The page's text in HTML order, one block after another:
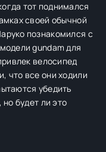
тот поднимался
своей обычной
познакомился с
gundam для
велосипед
что все они ходили
убедить
но будет ли это